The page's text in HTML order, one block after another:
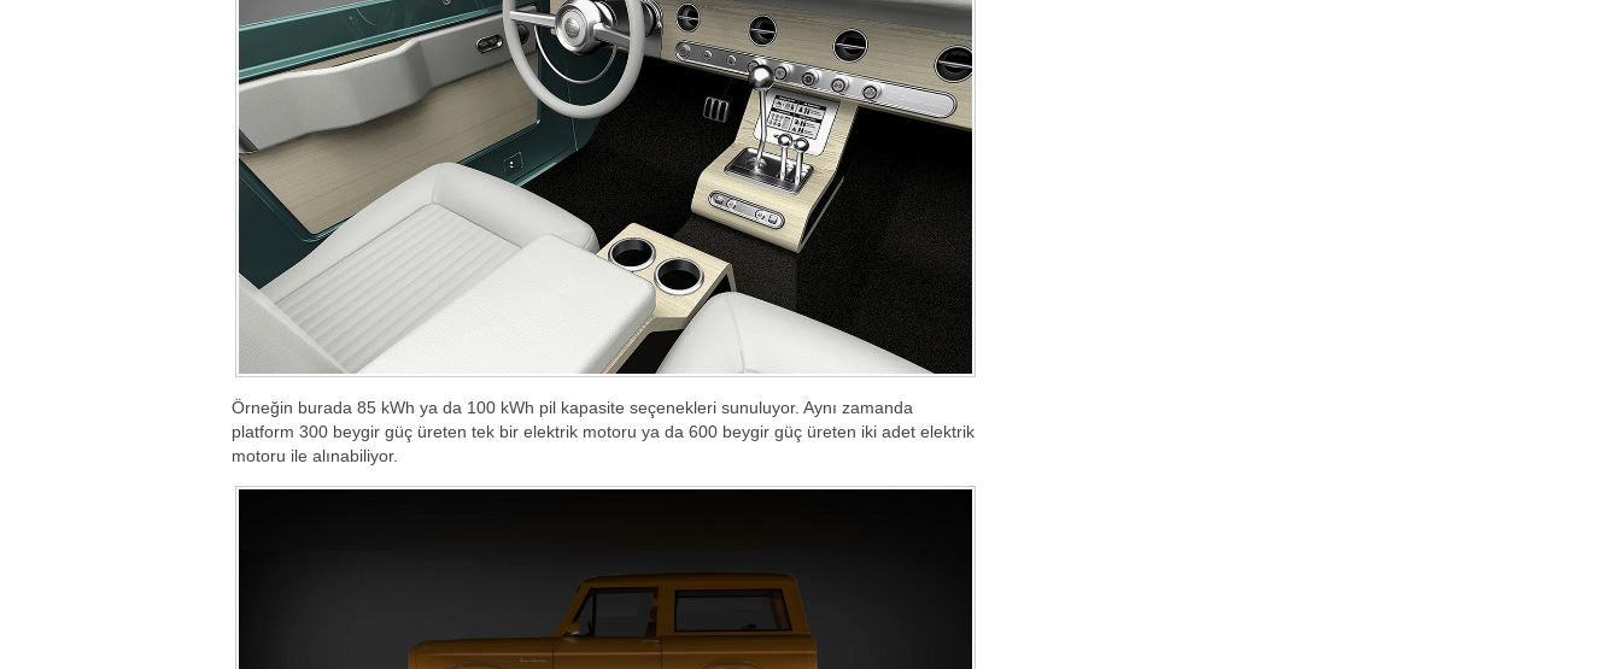
Örneğin burada 85 kWh ya da 100 kWh pil kapasite seçenekleri sunuluyor. Aynı zamanda
platform 300 beygir güç üreten tek bir elektrik motoru ya da 600 beygir güç üreten iki adet elektrik
motoru ile alınabiliyor.